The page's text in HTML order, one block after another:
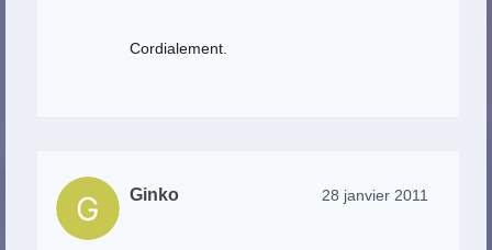
Cordialement.
Ginko 28 janvier 2011